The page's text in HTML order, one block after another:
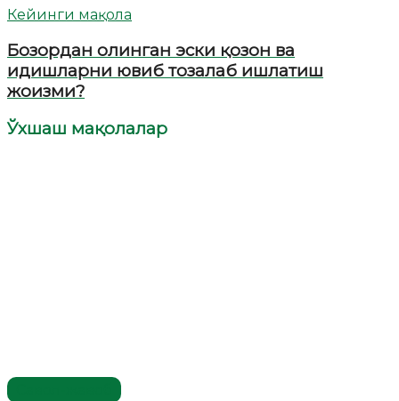
Кейинги мақола
Бозордан олинган эски қозон ва
идишларни ювиб тозалаб ишлатиш
жоизми?
Ўхшаш мақолалар